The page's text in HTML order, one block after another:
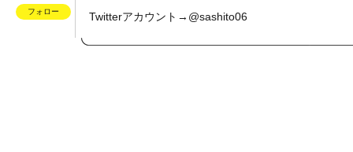
フォロー Twitterアカウント→@sashito06